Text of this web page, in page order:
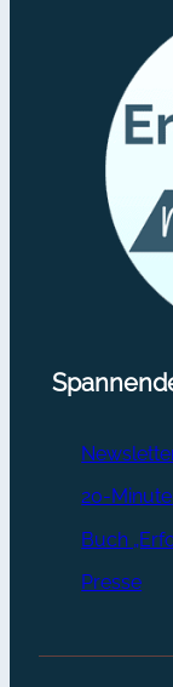
20-
Buch
Presse